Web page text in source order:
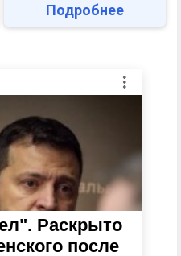
Подробнее
Раскрыто
после